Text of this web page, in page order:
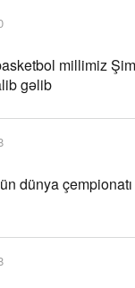
millimiz
gəlib
dünya